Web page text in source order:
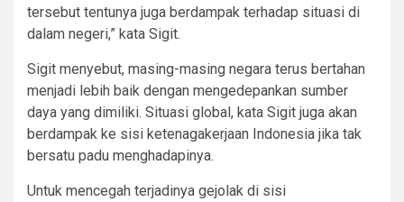
tersebut tentunya juga berdampak terhadap situasi di
dalam negeri,” kata Sigit.
Sigit menyebut, masing-masing negara terus bertahan
menjadi lebih baik dengan mengedepankan sumber
daya yang dimiliki. Situasi global, kata Sigit juga akan
berdampak ke sisi ketenagakerjaan Indonesia jika tak
bersatu padu menghadapinya.
Untuk mencegah terjadinya gejolak di sisi